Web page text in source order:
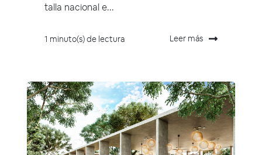
talla nacional e...
1 minuto(s) de lectura Leer más